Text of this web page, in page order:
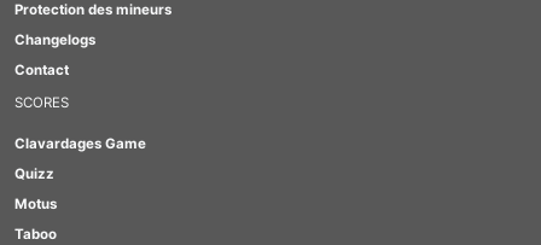
Protection des mineurs
Changelogs
Contact
SCORES
Clavardages Game
Quizz
Motus
Taboo